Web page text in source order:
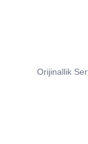
Orijinallik